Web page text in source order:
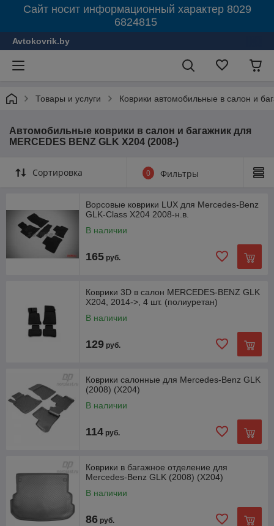
Сайт носит информационный характер 8029
6824815
Avtokovrik.by
Товары и услуги Коврики автомобильные в салон и
Автомобильные коврики в салон и багажник для
MERCEDES BENZ GLK X204 (2008-)
Сортировка 0 Фильтры
Ворсовые коврики LUX для Mercedes-Benz
GLK-Class X204 2008-н.в.
В наличии
165 руб.
Коврики 3D в салон MERCEDES-BENZ GLK
X204, 2014->, 4 шт. (полиуретан)
В наличии
129 руб.
Коврики салонные для Mercedes-Benz GLK
(2008) (X204)
В наличии
114 руб.
Коврики в багажное отделение для
Mercedes-Benz GLK (2008) (X204)
В наличии
86 руб.